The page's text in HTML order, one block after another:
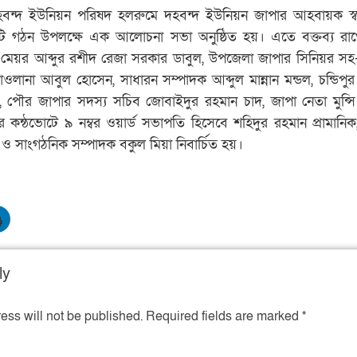
ইউনিয়ন পরিষদ হলরুমে দহবন্দ ইউনিয়ন জাপার আহবায়ক
গঠন উপলক্ষে এক আলোচনা সভা অনুষ্ঠিত হয়। এতে বক্তব্য
আব্দুর রশীদ রেজা সরকার ডাবুল, উপজেলা জাপার সিনিয়র
আবুল হোসেন, সাধারন সম্পাদক আব্দুল মান্নান মন্ডল,
পৌর জাপার সদস্য সচিব জোবাইদুর রহমান চাদ, জাপা নেতা
৯ নম্বর ওয়ার্ড সভাপতি হিসেবে শহিদুর রহমান
সম্পাদক বকুল মিয়া নিবার্চিত হয়।
will not be published. Required fields are marked *